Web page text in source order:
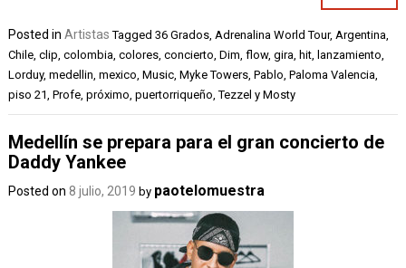
Posted inArtistas Tagged36 Grados Adrenalina World Tour, Argentina
Chile ,clip ,colombia ,colores ,concierto ,Dim ,flow,gira ,hit ,lanzamiento
Lorduy,medellin ,mexico ,Music ,Myke Towers ,Pablo ,Paloma Valencia
piso 21 ,Profe ,próximo ,puertorriqueño ,Tezzel y Mosty
Medellín se prepara para el gran concierto de
Daddy Yankee
Posted on 8 julio, 2019 by paotelomuestra